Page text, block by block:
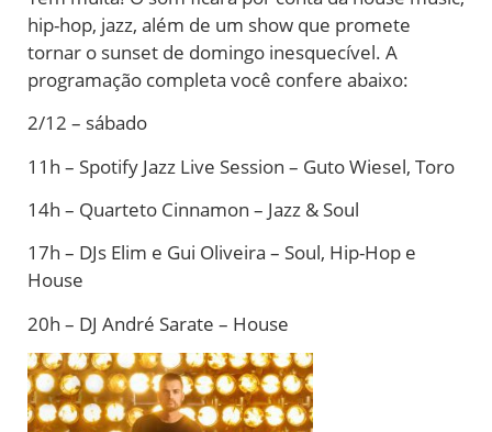
hip-hop, jazz, além de um show que promete
tornar o sunset de domingo inesquecível. A
programação completa você confere abaixo:
2/12 – sábado
11h – Spotify Jazz Live Session – Guto Wiesel, Toro
14h – Quarteto Cinnamon – Jazz & Soul
17h – DJs Elim e Gui Oliveira – Soul, Hip-Hop e
House
20h – DJ André Sarate – House